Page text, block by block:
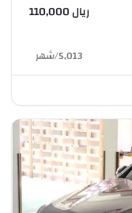
ريال 110,000
5,013
/شهر